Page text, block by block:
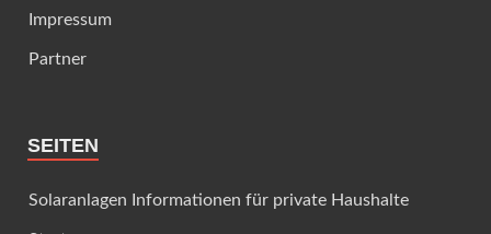
Impressum
Partner
SEITEN
Solaranlagen Informationen für private Haushalte